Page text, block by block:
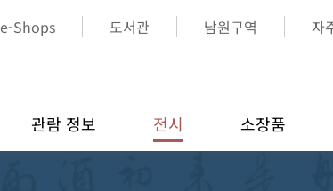
e-Shops 도서관 남원구역 자
관람 정보 전시 소장품